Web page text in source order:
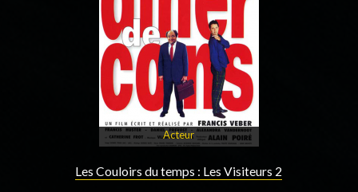
Acteur
Les Couloirs du temps : Les Visiteurs 2